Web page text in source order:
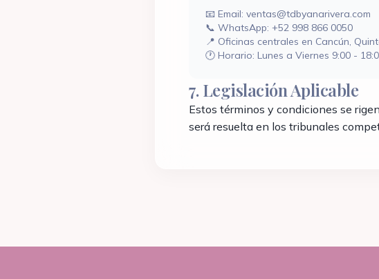
📧 Email: ventas@tdbyanarivera.com
📞 WhatsApp: +52 998 866 0050
📍 Oficinas centrales en Cancún,
🕐 Horario: Lunes a Viernes 9:00 -
7. Legislación Aplicable
Estos términos y condiciones se
será resuelta en los tribunales